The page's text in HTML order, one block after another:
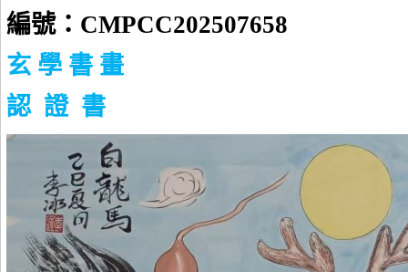
編號： CMPCC202507658
玄 學 書 畫
認 證 書